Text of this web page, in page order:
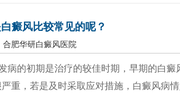
癜风比较常见的呢？
合肥华研白癜风医院
病的初期是治疗的较佳时期，早期的白癜
重，若是及时采取应对措施，白癜风病